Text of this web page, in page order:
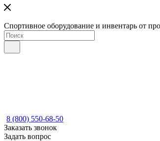
Спортивное оборудование и инвентарь от
8 (800) 550-68-50
Заказать звонок
Задать вопрос